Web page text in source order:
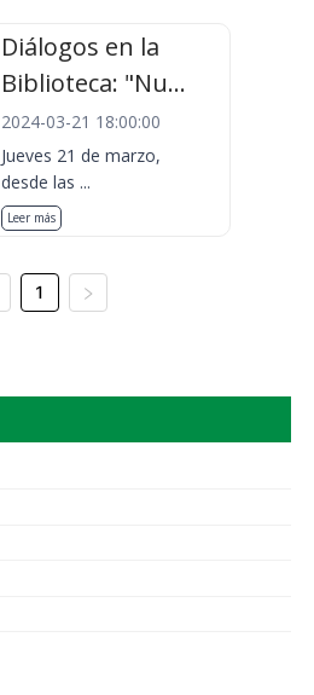
Diálogos en la
Biblioteca: "Nu...
2024-03-21 18:00:00
Jueves 21 de marzo,
desde las ...
Leer más
1